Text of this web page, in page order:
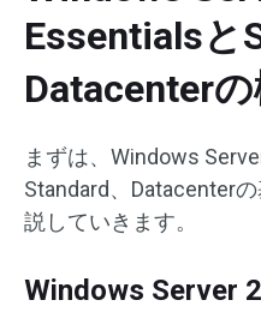
Essentialsと
Datacenter
まずは、Windows
Standard、Datacenter
説していきます。
Windows Server